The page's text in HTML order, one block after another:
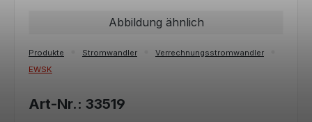
Abbildung ähnlich
Produkte Stromwandler
Verrechnungsstromwandler
EWSK
Art-Nr.: 33519